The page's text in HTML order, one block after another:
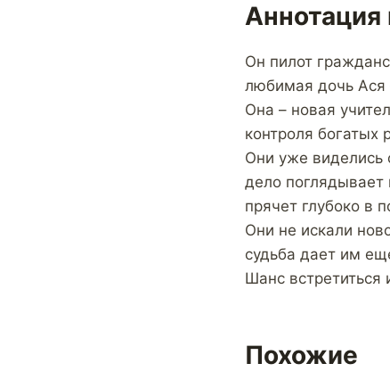
Аннотация
Он пилот
любимая дочь Ася
Она – новая
контроля богатых
Они уже виделись
дело
прячет глубоко в
Они не искали
судьба дает им
Шанс встретиться
Похожие